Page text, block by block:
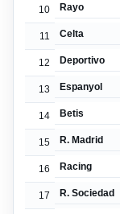
10 Rayo
11 Celta
12 Deportivo
13 Espanyol
14 Betis
15 R. Madrid
16 Racing
17 R. Sociedad